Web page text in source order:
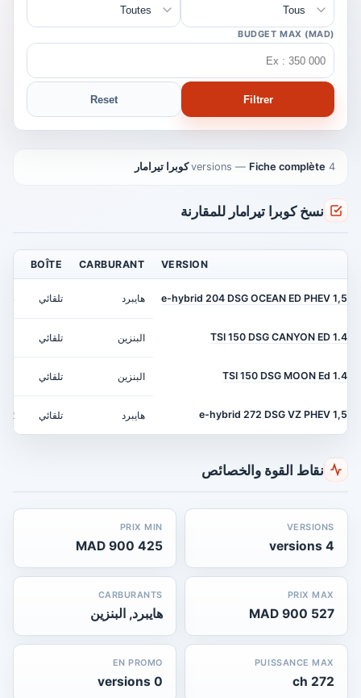
BUDGET MAX (MAD)
Filtrer
Reset
4 versions
— Fiche complète كوبرا تيرامار
نسخ كوبرا تيرامار للمقارنة
VERSION
CARBURANT
BOÎTE
1,5 e-hybrid 204 DSG OCEAN ED PHEV هايبرد تلقائي ch
1.4 TSI 150 DSG CANYON ED البنزين تلقائي
1.4 TSI 150 DSG MOON Ed البنزين تلقائي
1,5 e-hybrid 272 DSG VZ PHEV هايبرد تلقائي ch
نقاط القوة والخصائص
VERSIONS
4 versions
PRIX MIN
425 900 MAD
PRIX MAX
527 900 MAD
CARBURANTS
هايبرد, البنزين
PUISSANCE MAX
272 ch
EN PROMO
0 versions